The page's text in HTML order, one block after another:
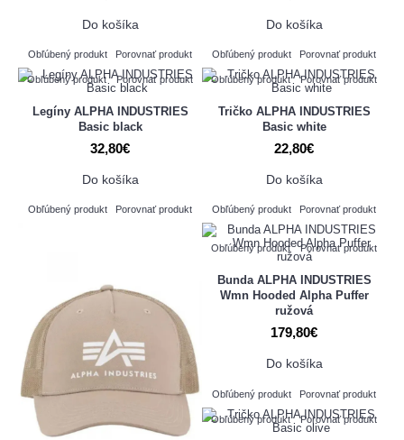
Do košíka
Obľúbený produkt Porovnať produkt
Do košíka
Obľúbený produkt Porovnať produkt
Obľúbený produkt Porovnať produkt
Legíny ALPHA INDUSTRIES
Basic black
32,80€
Do košíka
Obľúbený produkt Porovnať produkt
Obľúbený produkt Porovnať produkt
Tričko ALPHA INDUSTRIES
Basic white
22,80€
Do košíka
Obľúbený produkt Porovnať produkt
Obľúbený produkt Porovnať produkt
Bunda ALPHA INDUSTRIES
Wmn Hooded Alpha Puffer
ružová
179,80€
Do košíka
Obľúbený produkt Porovnať produkt
Obľúbený produkt Porovnať produkt